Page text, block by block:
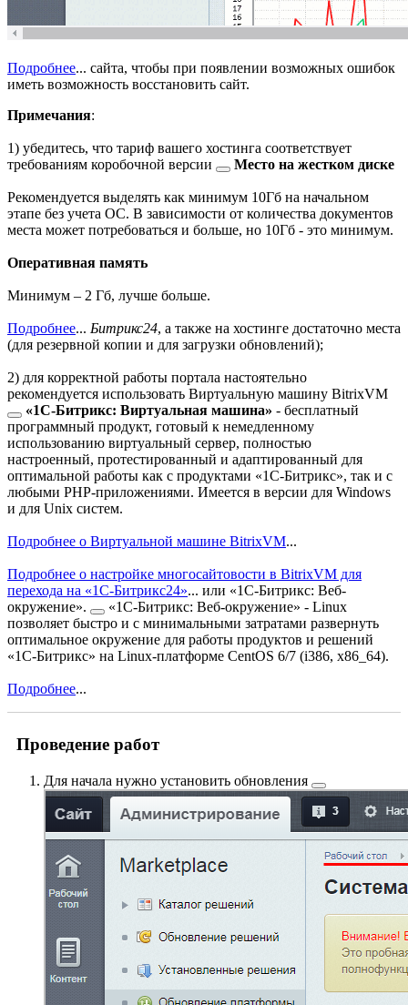
Подробнее... сайта, чтобы при появлении возможных ошибок
иметь возможность восстановить сайт.
Примечания:
1) убедитесь, что тариф вашего хостинга соответствует
требованиям коробочной версии
Место на жестком диске
Рекомендуется выделять как минимум 10Гб на начальном
этапе без учета ОС. В зависимости от количества документов
места может потребоваться и больше, но 10Гб - это минимум.
Оперативная память
Минимум – 2 Гб, лучше больше.
Подробнее... Битрикс24, а также на хостинге достаточно места
(для резервной копии и для загрузки обновлений);
2) для корректной работы портала настоятельно
рекомендуется использовать Виртуальную машину BitrixVM
«1C-Битрикс: Виртуальная машина» - бесплатный
программный продукт, готовый к немедленному
использованию виртуальный сервер, полностью
настроенный, протестированный и адаптированный для
оптимальной работы как с продуктами «1С-Битрикс», так и с
любыми PHP-приложениями. Имеется в версии для Windows
и для Unix систем.
Подробнее о Виртуальной машине BitrixVM...
Подробнее о настройке многосайтовости в BitrixVM для
перехода на «1С-Битрикс24»... или «1С-Битрикс: Веб-
окружение».
«1С-Битрикс: Веб-окружение» - Linux
позволяет быстро и с минимальными затратами развернуть
оптимальное окружение для работы продуктов и решений
«1С-Битрикс» на Linux-платформе CentOS 6/7 (i386, x86_64).
Подробнее...
Проведение работ
Для начала нужно установить обновления